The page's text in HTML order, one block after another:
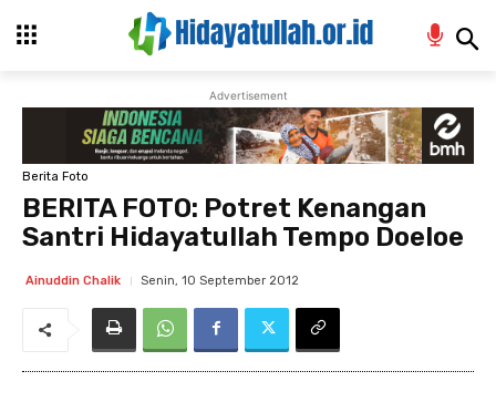
Advertisement
Berita Foto
BERITA FOTO: Potret Kenangan
Santri Hidayatullah Tempo Doeloe
Ainuddin Chalik Senin, 10 September 2012